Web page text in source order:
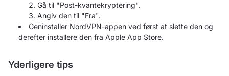
Gå til "Post-kvantekryptering".
Angiv den til "Fra".
Geninstaller NordVPN-appen ved først at slette den og
derefter installere den fra Apple App Store.
Yderligere tips